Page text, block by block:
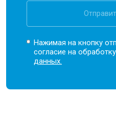
Нажимая на кнопку
согласие на
данных.